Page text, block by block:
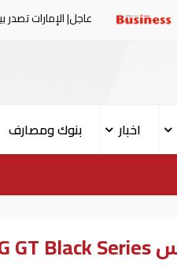
عاجل| الإمارات تصدر بيانا بعد الهجوم
اخبار بنوك ومصارف